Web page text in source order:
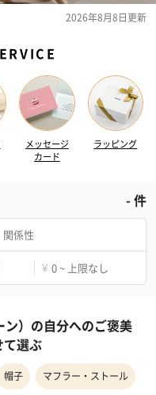
2026年8月8日更新
メッセージ
カード
ラッピング
-件
関係性
¥ 0 ~ 上限なし
）の自分へのご褒美
て選ぶ
帽子 マフラー・ストール